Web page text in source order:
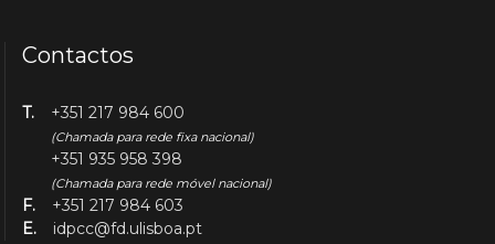
Contactos
T. +351 217 984 600
(Chamada para rede fixa nacional)
+351 935 958 398
(Chamada para rede móvel nacional)
F.
+351 217 984 603
E.
idpcc@fd.ulisboa.pt